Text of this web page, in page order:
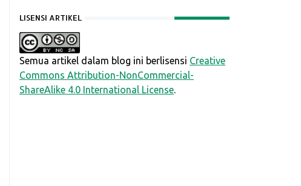
LISENSI ARTIKEL
Semua artikel dalam blog ini berlisensi Creative
Commons Attribution-NonCommercial-
ShareAlike 4.0 International License.